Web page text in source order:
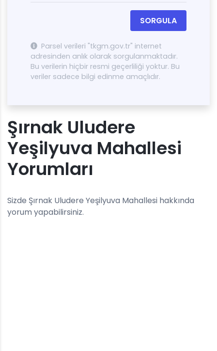
SORGULA
Parsel verileri "tkgm.gov.tr" internet
adresinden anlık olarak sorgulanmaktadır.
Bu verilerin hiçbir resmi geçerliliği yoktur. Bu
veriler sadece bilgi edinme amaçlıdır.
Şırnak Uludere
Yeşilyuva Mahallesi
Yorumları
Sizde Şırnak Uludere Yeşilyuva Mahallesi hakkında
yorum yapabilirsiniz.